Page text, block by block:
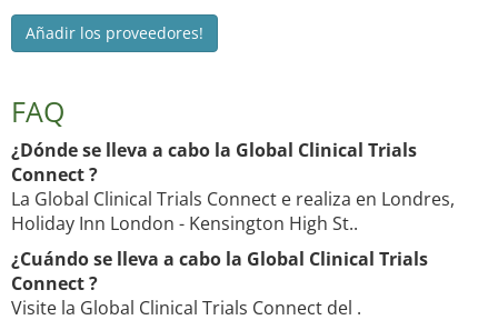
Añadir los proveedores!
FAQ
¿Dónde se lleva a cabo la Global Clinical Trials
Connect ?
La Global Clinical Trials Connect e realiza en Londres,
Holiday Inn London - Kensington High St..
¿Cuándo se lleva a cabo la Global Clinical Trials
Connect ?
Visite la Global Clinical Trials Connect del .